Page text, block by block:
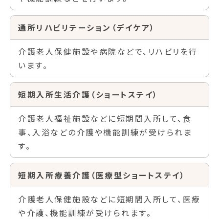
通所リハビリテーション（デイケア）
介護老人保健施設や病院などで、リハビリを行
います。
短期入所生活介護（ショートステイ）
介護老人福祉施設などに短期間入所して、食
事、入浴などの介護や機能訓練が受けられま
す。
短期入所療養介護（医療型ショートステイ）
介護老人保健施設などに短期間入所して、医療
や介護、機能訓練が受けられます。